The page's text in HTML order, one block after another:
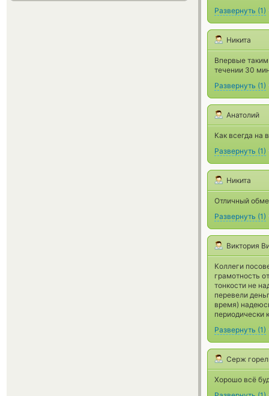
Развернуть (1)
Никита
Впервые
течении 30
Развернуть (1)
Анатолий
Как всегда на
Развернуть (1)
Никита
Отличный
Развернуть (1)
Виктория
Коллеги
грамотность
тонкости не
перевели
время)
периодически
Развернуть (1)
Серж
Хорошо всё